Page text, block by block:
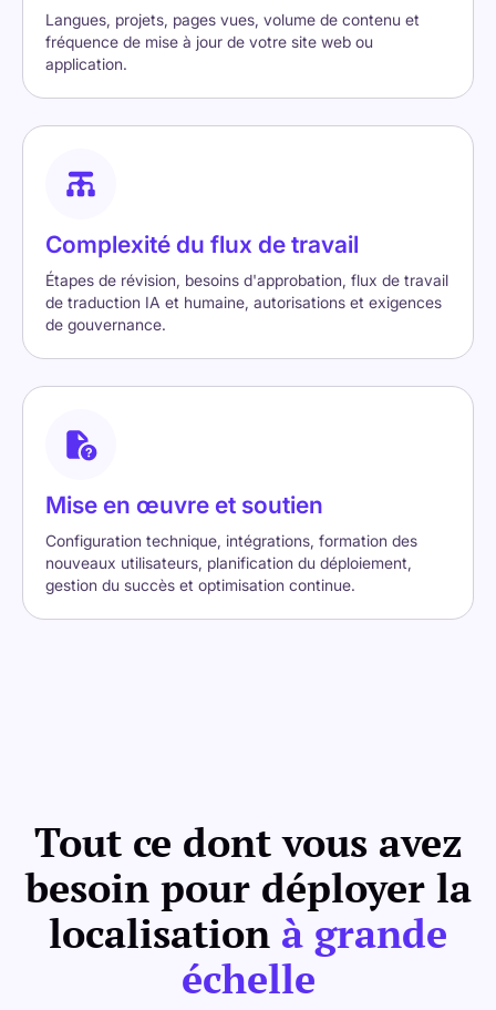
Langues, projets, pages vues, volume de contenu et
fréquence de mise à jour de votre site web ou
application.
Complexité du flux de travail
Étapes de révision, besoins d'approbation, flux de travail
de traduction IA et humaine, autorisations et exigences
de gouvernance.
Mise en œuvre et soutien
Configuration technique, intégrations, formation des
nouveaux utilisateurs, planification du déploiement,
gestion du succès et optimisation continue.
Tout ce dont vous avez
besoin pour déployer la
localisation à grande
échelle